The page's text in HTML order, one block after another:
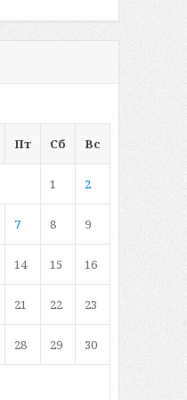
Пт Сб Вс
1 2
7 8 9
14 15 16
21 22 23
28 29 30